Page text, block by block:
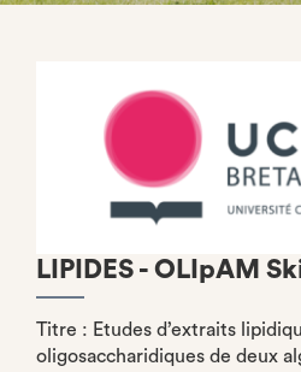
LIPIDES - OLIpAM
Titre : Etudes d’extraits
oligosaccharidiques de deux